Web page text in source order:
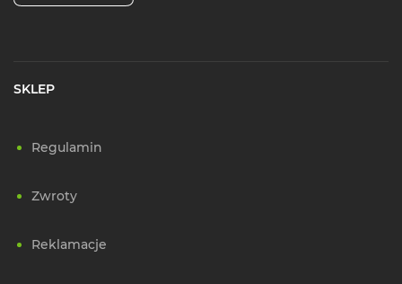
SKLEP
Regulamin
Zwroty
Reklamacje